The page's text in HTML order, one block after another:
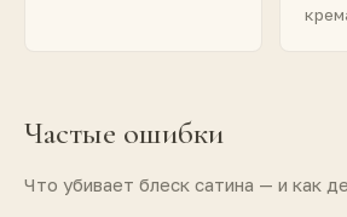
Частые ошибки
Что убивает блеск сатина — и как